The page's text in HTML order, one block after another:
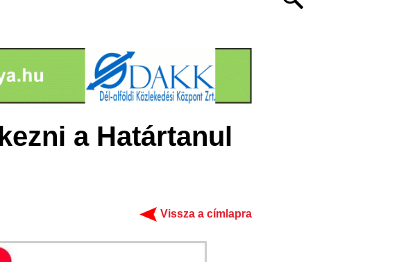
a Határtanul
Vissza a címlapra